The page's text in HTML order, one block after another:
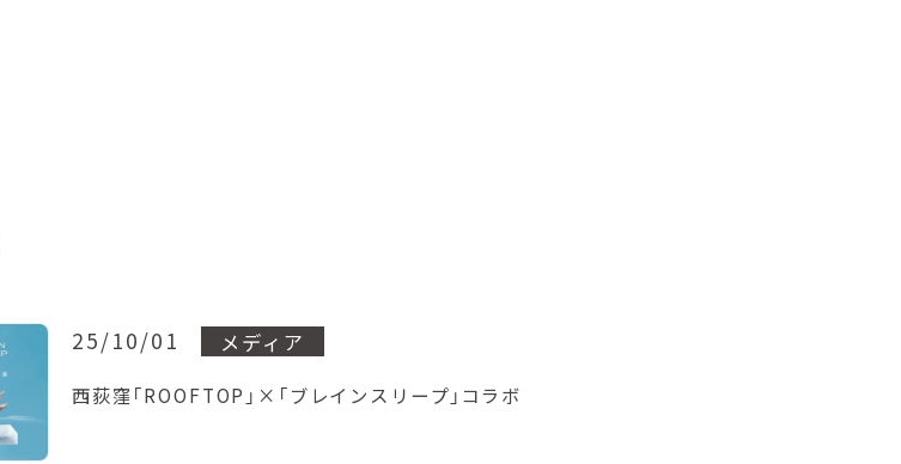
25/10/01 メディア
西荻窪「ROOFTOP」×「ブレインスリープ」コラボ